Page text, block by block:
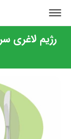
رژیم لاغری